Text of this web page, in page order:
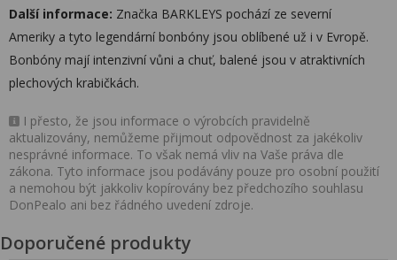
Další informace: Značka BARKLEYS pochází ze severní
Ameriky a tyto legendární bonbóny jsou oblíbené už i v Evropě.
Bonbóny mají intenzivní vůni a chuť, balené jsou v atraktivních
plechových krabičkách.
I přesto, že jsou informace o výrobcích pravidelně
aktualizovány, nemůžeme přijmout odpovědnost za jakékoliv
nesprávné informace. To však nemá vliv na Vaše práva dle
zákona. Tyto informace jsou podávány pouze pro osobní použití
a nemohou být jakkoliv kopírovány bez předchozího souhlasu
DonPealo ani bez řádného uvedení zdroje.
Doporučené produkty